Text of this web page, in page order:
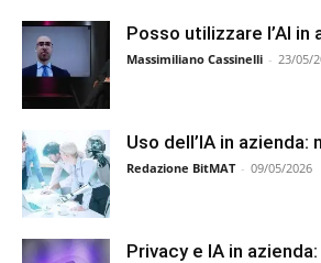
Posso utilizzare l’AI in
Massimiliano Cassinelli - 23/05/
Uso dell’IA in azienda:
Redazione BitMAT - 09/05/2026
Privacy e IA in